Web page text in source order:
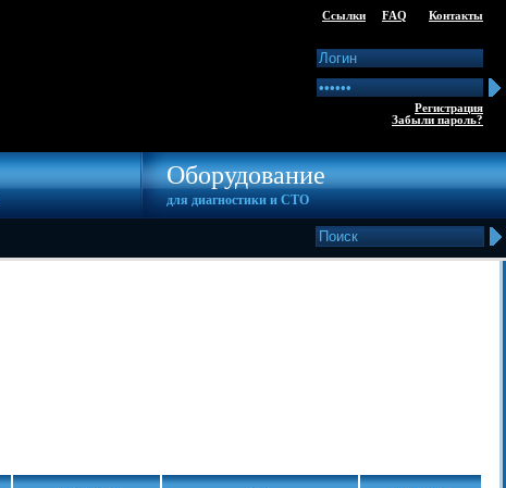
Ссылки FAQ Контакты
Регистрация
Забыли пароль?
Оборудование
для диагностики и СТО